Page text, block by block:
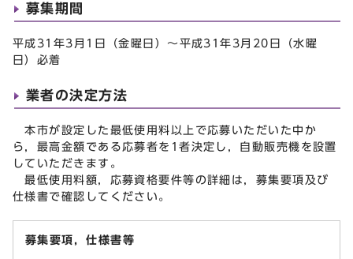
募集期間
平成31年3月1日（金曜日）～平成31年3月20日（水曜
日）必着
業者の決定方法
本市が設定した最低使用料以上で応募いただいた中か
ら，最高金額である応募者を1者決定し，自動販売機を設置
していただきます。
最低使用料額，応募資格要件等の詳細は，募集要項及び
仕様書で確認してください。
募集要項，仕様書等